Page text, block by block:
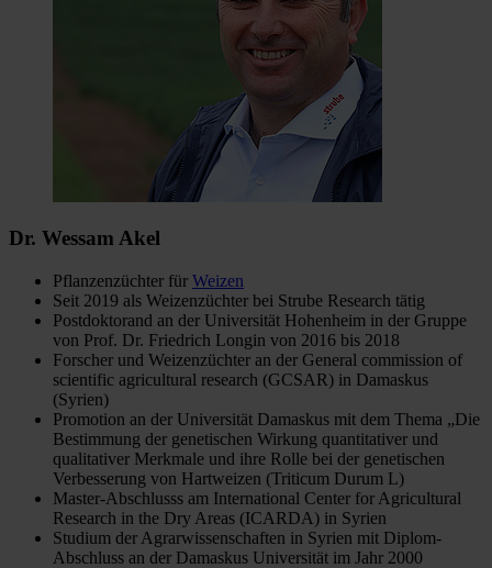
Dr. Wessam Akel
Pflanzenzüchter für Weizen
Seit 2019 als Weizenzüchter bei Strube Research tätig
Postdoktorand an der Universität Hohenheim in der Gruppe
von Prof. Dr. Friedrich Longin von 2016 bis 2018
Forscher und Weizenzüchter an der General commission of
scientific agricultural research (GCSAR) in Damaskus
(Syrien)
Promotion an der Universität Damaskus mit dem Thema „Die
Bestimmung der genetischen Wirkung quantitativer und
qualitativer Merkmale und ihre Rolle bei der genetischen
Verbesserung von Hartweizen (Triticum Durum L)
Master-Abschlusss am International Center for Agricultural
Research in the Dry Areas (ICARDA) in Syrien
Studium der Agrarwissenschaften in Syrien mit Diplom-
Abschluss an der Damaskus Universität im Jahr 2000